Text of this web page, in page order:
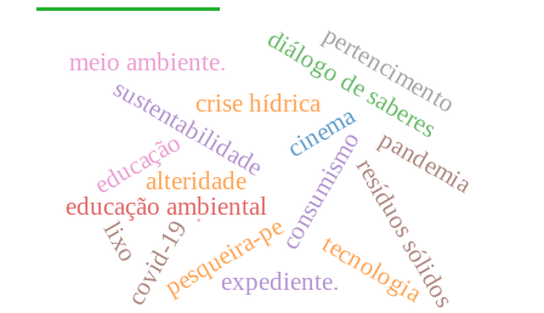
cinema
consumismo
educação ambiental resíduos sólidos
sustentabilidade
.
tecnologia
diálogo de saberes
crise hídrica
pesqueira-pe
covid-19
educação pandemia
meio ambiente. pertencimento
alteridade
lixo
expediente.